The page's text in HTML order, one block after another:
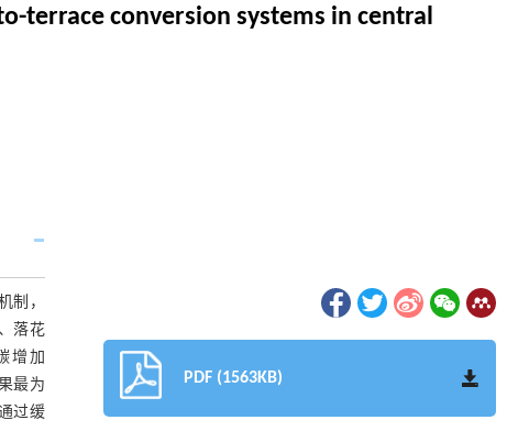
terrace conversion systems in central
制，
落花
增加
最为
过缓
PDF (1563KB)